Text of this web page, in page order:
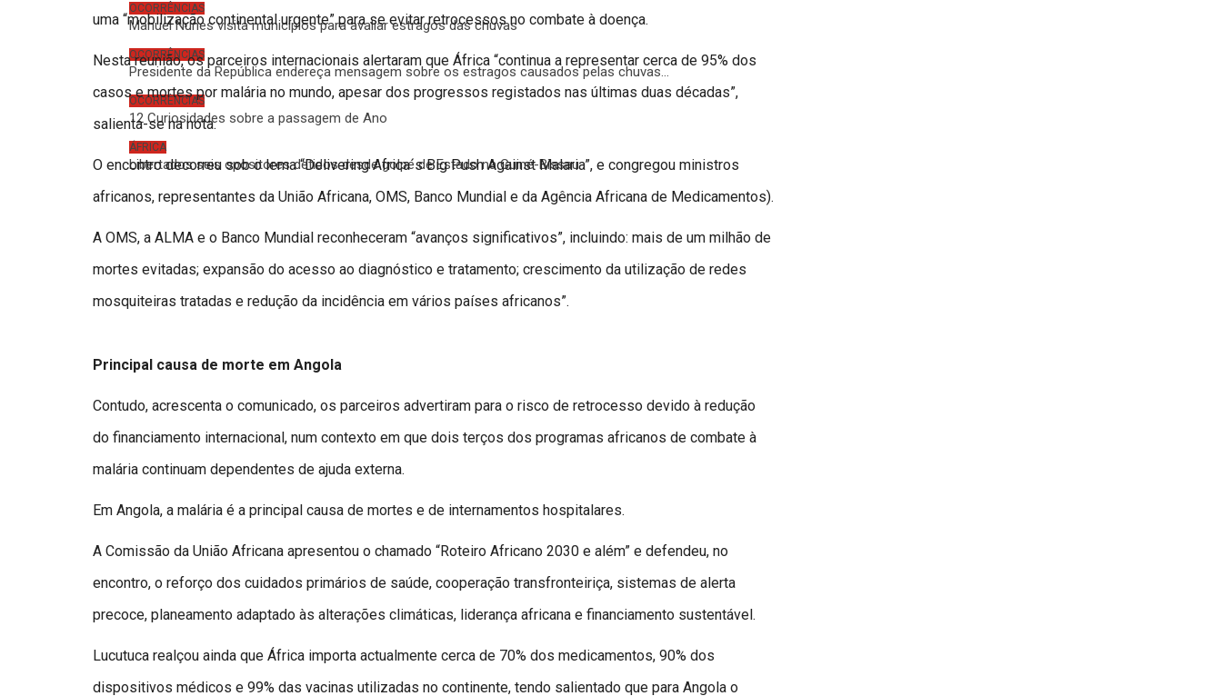
OCORRÊNCIAS
Manuel Nunes visita municípios para avaliar estragos das chuvas
OCORRÊNCIAS
Presidente da República endereça mensagem sobre os estragos causados pelas chuvas…
OCORRÊNCIAS
12 Curiosidades sobre a passagem de Ano
ÁFRICA
Libertados seis opositores detidos desde golpe de Estado na Guiné-Bissau
uma “mobilização continental urgente” para se evitar retrocessos no combate à doença.
Nesta reunião, os parceiros internacionais alertaram que África “continua a representar cerca de 95% dos
casos e mortes por malária no mundo, apesar dos progressos registados nas últimas duas décadas”,
salienta-se na nota.
O encontro decorreu sob o lema “Delivering Africa´s Big Push Against Malaria”, e congregou ministros
africanos, representantes da União Africana, OMS, Banco Mundial e da Agência Africana de Medicamentos).
A OMS, a ALMA e o Banco Mundial reconheceram “avanços significativos”, incluindo: mais de um milhão de
mortes evitadas; expansão do acesso ao diagnóstico e tratamento; crescimento da utilização de redes
mosquiteiras tratadas e redução da incidência em vários países africanos”.
Principal causa de morte em Angola
Contudo, acrescenta o comunicado, os parceiros advertiram para o risco de retrocesso devido à redução
do financiamento internacional, num contexto em que dois terços dos programas africanos de combate à
malária continuam dependentes de ajuda externa.
Em Angola, a malária é a principal causa de mortes e de internamentos hospitalares.
A Comissão da União Africana apresentou o chamado “Roteiro Africano 2030 e além” e defendeu, no
encontro, o reforço dos cuidados primários de saúde, cooperação transfronteiriça, sistemas de alerta
precoce, planeamento adaptado às alterações climáticas, liderança africana e financiamento sustentável.
Lucutuca realçou ainda que África importa actualmente cerca de 70% dos medicamentos, 90% dos
dispositivos médicos e 99% das vacinas utilizadas no continente, tendo salientado que para Angola o